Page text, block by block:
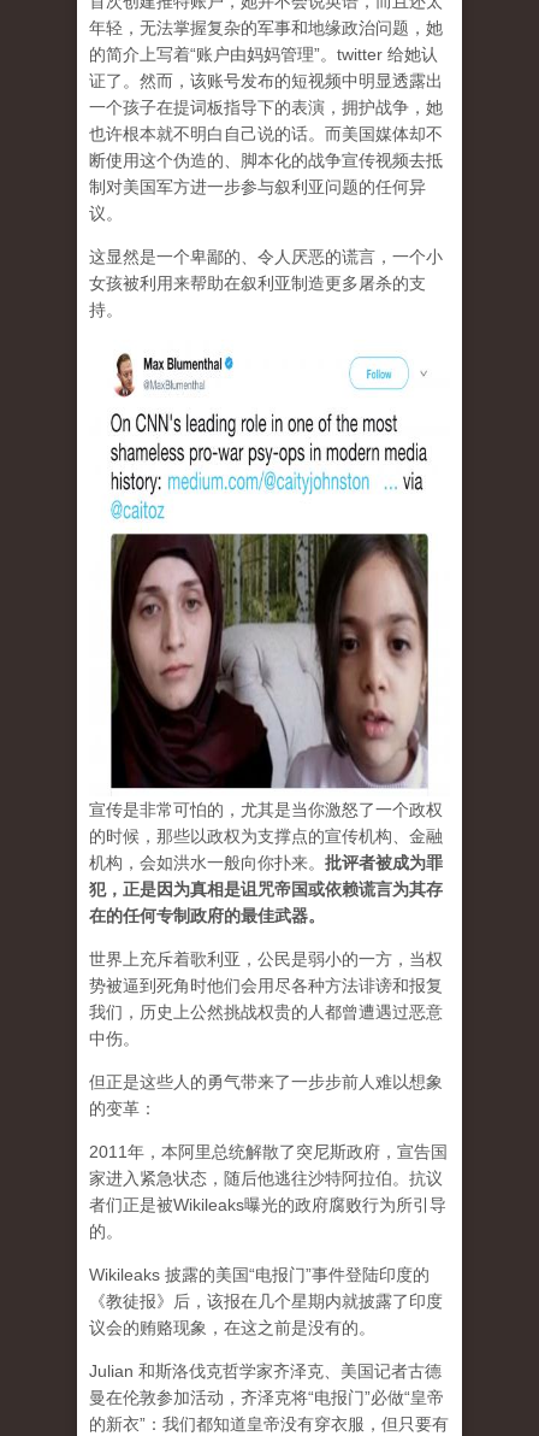
年轻，无法掌握复杂的军事和地缘政治问题，她
的简介上写着“账户由妈妈管理”。twitter 给她认
证了。然而，该账号发布的短视频中明显透露出
一个孩子在提词板指导下的表演，拥护战争，她
也许根本就不明白自己说的话。而美国媒体却不
断使用这个伪造的、脚本化的战争宣传视频去抵
制对美国军方进一步参与叙利亚问题的任何异
议。
这显然是一个卑鄙的、令人厌恶的谎言，一个小
女孩被利用来帮助在叙利亚制造更多屠杀的支
持。
宣传是非常可怕的，尤其是当你激怒了一个政权
的时候，那些以政权为支撑点的宣传机构、金融
机构，会如洪水一般向你扑来。 批评者被成为罪
犯，正是因为真相是诅咒帝国或依赖谎言为其存
在的任何专制政府的最佳武器。
世界上充斥着歌利亚，公民是弱小的一方，当权
势被逼到死角时他们会用尽各种方法诽谤和报复
我们，历史上公然挑战权贵的人都曾遭遇过恶意
中伤。
但正是这些人的勇气带来了一步步前人难以想象
的变革：
2011年，本阿里总统解散了突尼斯政府，宣告国
家进入紧急状态，随后他逃往沙特阿拉伯。抗议
者们正是被Wikileaks曝光的政府腐败行为所引导
的。
Wikileaks 披露的美国“电报门”事件登陆印度的
《教徒报》后，该报在几个星期内就披露了印度
议会的贿赂现象，在这之前是没有的。
Julian 和斯洛伐克哲学家齐泽克、美国记者古德
曼在伦敦参加活动，齐泽克将“电报门”必做“皇帝
的新衣”：我们都知道皇帝没有穿衣服，但只要有